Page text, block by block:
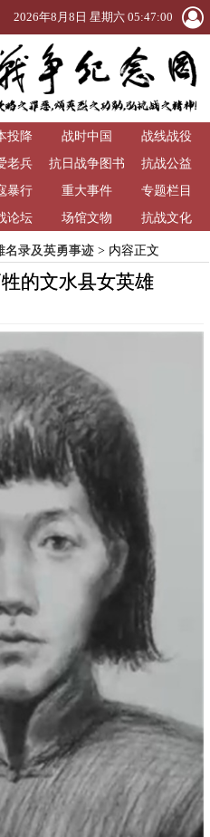
2026年8月8日 星期六 05:47:00
投降 战时中国
战线战役
老兵
抗日战争图书
馆
抗战公益
暴行 重大事件
专题栏目
论坛 场馆文物 抗战文化
名录及英勇事迹> 内容正文
的文水县女英雄